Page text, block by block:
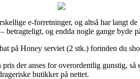
e-forretninger, og altså har langt
og endda nogle gange byde
Honey serviet (2 stk.) forinden du
der anses for overordentlig gunstig,
butikker på nettet.